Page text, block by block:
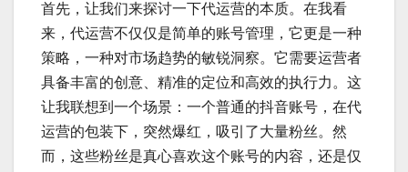
首先，让我们来探讨一下代运营的本质。在我看
来，代运营不仅仅是简单的账号管理，它更是一种
策略，一种对市场趋势的敏锐洞察。它需要运营者
具备丰富的创意、精准的定位和高效的执行力。这
让我联想到一个场景：一个普通的抖音账号，在代
运营的包装下，突然爆红，吸引了大量粉丝。然
而，这些粉丝是真心喜欢这个账号的内容，还是仅